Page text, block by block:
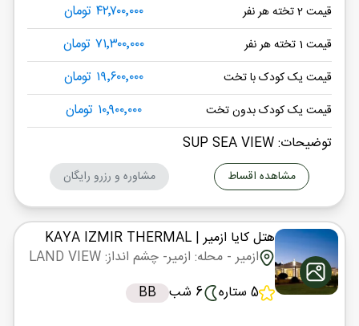
قیمت 2 تخته هر نفر ۴۲٬۷۰۰٬۰۰۰ تومان
قیمت 1 تخته هر نفر ۷۱٬۳۰۰٬۰۰۰ تومان
قیمت یک کودک با تخت ۱۹٬۶۰۰٬۰۰۰ تومان
قیمت یک کودک بدون تخت
۱۰٬۹۰۰٬۰۰۰ تومان
توضیحات: SUP SEA VIEW
مشاهده اقساط مشاوره و رزرو رایگان
هتل کایا ازمیر| KAYA IZMIR THERMAL
ازمیر- محله: ازمیر- چشم انداز: LAND VIEW
5 ستاره
6 شب BB